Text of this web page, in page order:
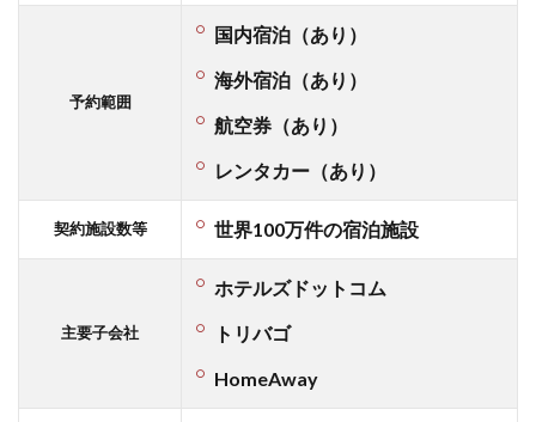
予約範囲
国内宿泊（あり）
海外宿泊（あり）
航空券（あり）
レンタカー（あり）
契約施設数等 世界100万件の宿泊施設
主要子会社
ホテルズドットコム
トリバゴ
HomeAway